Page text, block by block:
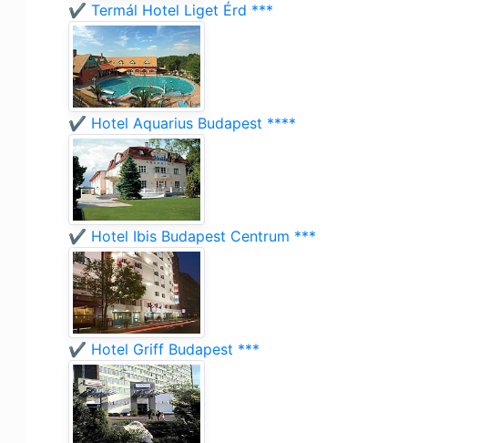
✔️ Termál Hotel Liget Érd ***
✔️ Hotel Aquarius Budapest ****
✔️ Hotel Ibis Budapest Centrum ***
✔️ Hotel Griff Budapest ***